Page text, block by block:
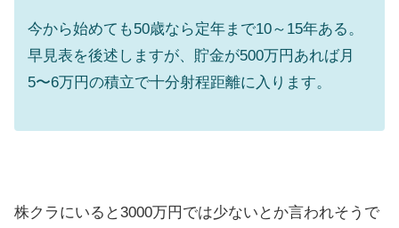
今から始めても50歳なら定年まで10～15年ある。
早見表を後述しますが、貯金が500万円あれば月
5〜6万円の積立で十分射程距離に入ります。
株クラにいると3000万円では少ないとか言われそうで